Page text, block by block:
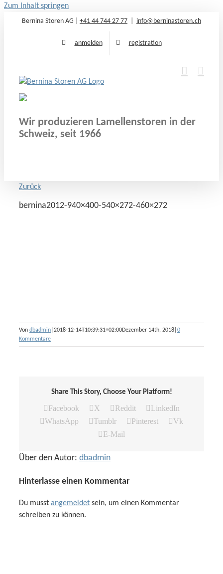
Zum Inhalt springen
Bernina Storen AG | +41 44 744 27 77 info@berninastoren.ch
anmelden registration
Wir produzieren Lamellenstoren in der
Schweiz, seit 1966
Zurück
bernina2012-940×400-540×272-460×272
Von dbadmin 2018-12-14T10:39:31+02:00Dezember 14th, 2018 0
Kommentare
Share This Story, Choose Your Platform!
Facebook X Reddit
LinkedIn
WhatsApp
Tumblr Pinterest
Vk
E-Mail
Über den Autor: dbadmin
Hinterlasse einen Kommentar
Du musst angemeldet sein, um einen Kommentar
schreiben zu können.